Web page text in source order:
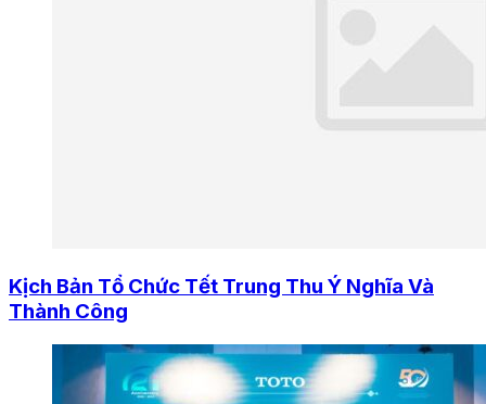
Kịch Bản Tổ Chức Tết Trung Thu Ý Nghĩa Và
Thành Công